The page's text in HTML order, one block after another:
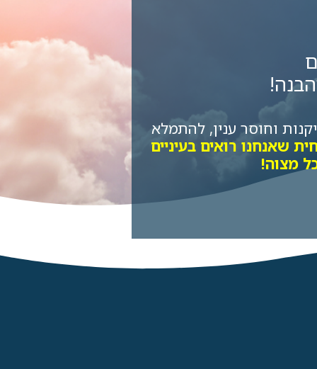
וחוסר ענין, להתמלא
שאנחנו רואים בעיניים
מצוה!